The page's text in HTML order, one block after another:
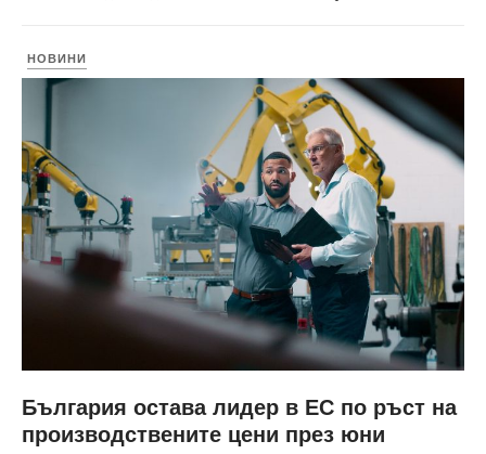
НОВИНИ
България остава лидер в ЕС по ръст на
производствените цени през юни